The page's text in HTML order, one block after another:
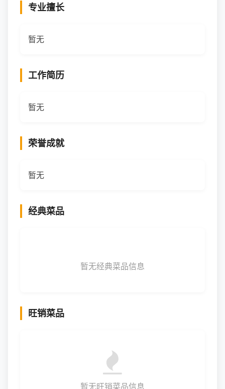
专业擅长
暂无
工作简历
暂无
荣誉成就
暂无
经典菜品
暂无经典菜品信息
旺销菜品
暂无旺销菜品信息